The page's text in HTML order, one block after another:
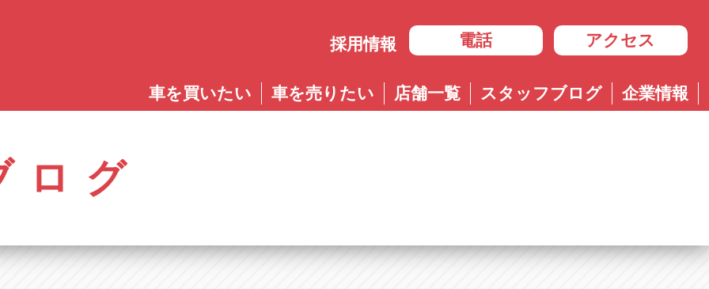
採用情報 電話
愛知
アップル春日井中央店
0568-56-0001
アップル瀬戸店
岐阜
アクセス
オートフレンド
岐阜
アップル恵那店
車を買いたい 車を売りたい 店舗一覧 スタッフブログ 企業情報
ログ